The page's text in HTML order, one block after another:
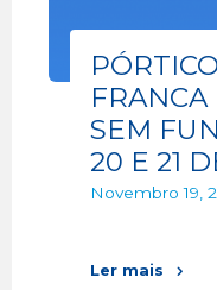
SEM
20 E 21
Novembro 19,
Ler mais